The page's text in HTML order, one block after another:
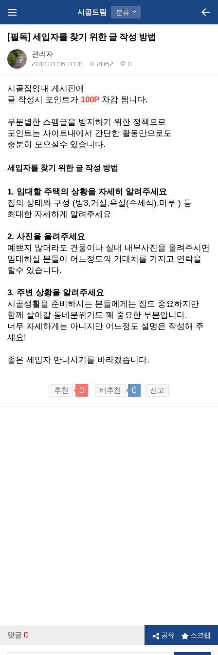
시골드림 분류
[필독] 세입자를 찾기 위한 글 작성 방법
관리자
2019.01.06. 01:31 2062 0
시골집임대 게시판에
글 작성시 포인트가 100P 차감 됩니다.
무분별한 스팸글을 방지하기 위한 정책으로
포인트는 사이트내에서 간단한 활동만으로도
충분히 모으실수 있습니다.
세입자를 찾기 위한 글 작성 방법
1. 임대할 주택의 상황을 자세히 알려주세요
집의 상태와 구성 (방3,거실,욕실(수세식),마루 ) 등
최대한 자세하게 알려주세요
2. 사진을 올려주세요
예쁘지 않더라도 건물이나 실내 내부사진을 올려주시면
임대하실 분들이 어느정도의 기대치를 가지고 연락을
할수 있습니다.
3. 주변 상황을 알려주세요
시골생활을 준비하시는 분들에게는 집도 중요하지만
함께 살아갈 동네분위기도 꽤 중요한 부분입니다.
너무 자세하게는 아니지만 어느정도 설명은 작성해 주
세요!
좋은 세입자 만나시기를 바라겠습니다.
추천 0 비추천 0 신고
댓글 0 공유 스크랩